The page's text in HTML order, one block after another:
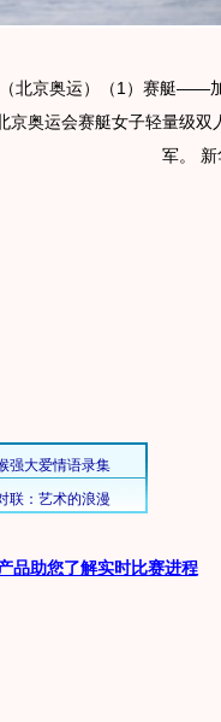
北京奥运）（1）赛艇——
京奥运会赛艇女子轻量级双
军。
品助您了解实时比赛进程